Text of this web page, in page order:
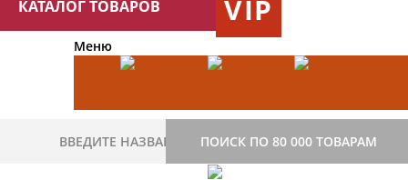
КАТАЛОГ ТОВАРОВ VIP
Меню
ПОИСК ПО 80 000 ТОВАРАМ